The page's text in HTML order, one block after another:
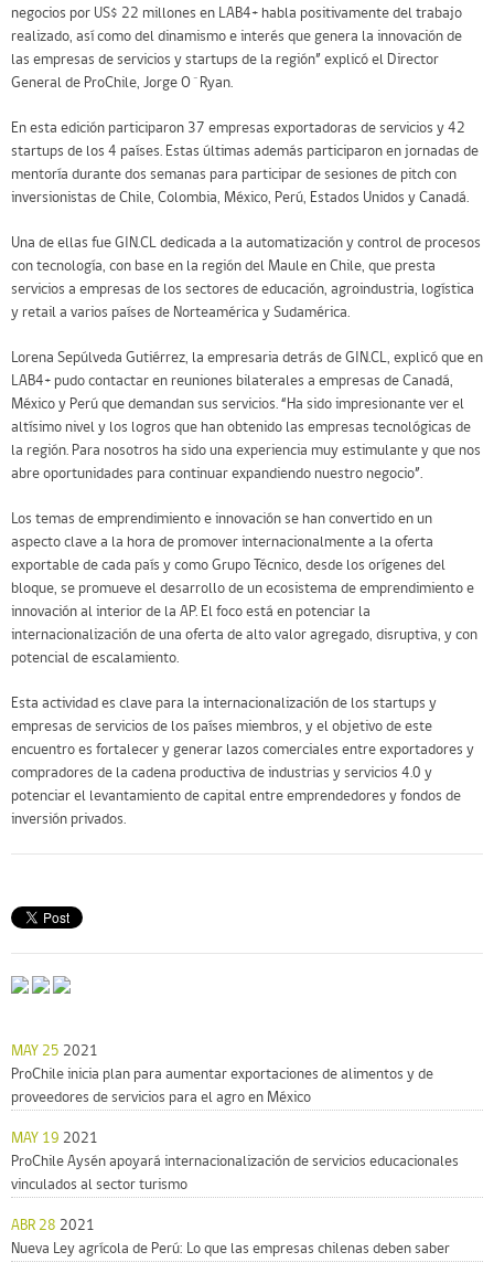
negocios por US$ 22 millones en LAB4+ habla positivamente del trabajo
realizado, así como del dinamismo e interés que genera la innovación de
las empresas de servicios y startups de la región” explicó el Director
General de ProChile, Jorge O´Ryan.
En esta edición participaron 37 empresas exportadoras de servicios y 42
startups de los 4 países. Estas últimas además participaron en jornadas de
mentoría durante dos semanas para participar de sesiones de pitch con
inversionistas de Chile, Colombia, México, Perú, Estados Unidos y Canadá.
Una de ellas fue GIN.CL dedicada a la automatización y control de procesos
con tecnología, con base en la región del Maule en Chile, que presta
servicios a empresas de los sectores de educación, agroindustria, logística
y retail a varios países de Norteamérica y Sudamérica.
Lorena Sepúlveda Gutiérrez, la empresaria detrás de GIN.CL, explicó que en
LAB4+ pudo contactar en reuniones bilaterales a empresas de Canadá,
México y Perú que demandan sus servicios. “Ha sido impresionante ver el
altísimo nivel y los logros que han obtenido las empresas tecnológicas de
la región. Para nosotros ha sido una experiencia muy estimulante y que nos
abre oportunidades para continuar expandiendo nuestro negocio”.
Los temas de emprendimiento e innovación se han convertido en un
aspecto clave a la hora de promover internacionalmente a la oferta
exportable de cada país y como Grupo Técnico, desde los orígenes del
bloque, se promueve el desarrollo de un ecosistema de emprendimiento e
innovación al interior de la AP. El foco está en potenciar la
internacionalización de una oferta de alto valor agregado, disruptiva, y con
potencial de escalamiento.
Esta actividad es clave para la internacionalización de los startups y
empresas de servicios de los países miembros, y el objetivo de este
encuentro es fortalecer y generar lazos comerciales entre exportadores y
compradores de la cadena productiva de industrias y servicios 4.0 y
potenciar el levantamiento de capital entre emprendedores y fondos de
inversión privados.
MAY 25 2021
ProChile inicia plan para aumentar exportaciones de alimentos y de
proveedores de servicios para el agro en México
MAY 19 2021
ProChile Aysén apoyará internacionalización de servicios educacionales
vinculados al sector turismo
ABR 28 2021
Nueva Ley agrícola de Perú: Lo que las empresas chilenas deben saber